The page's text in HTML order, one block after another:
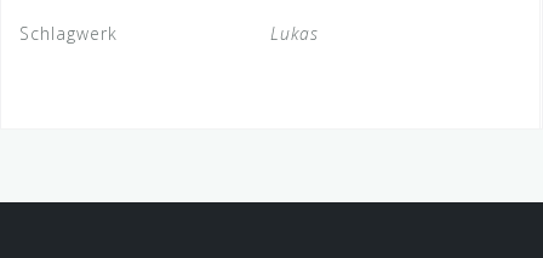
Schlagwerk Lukas